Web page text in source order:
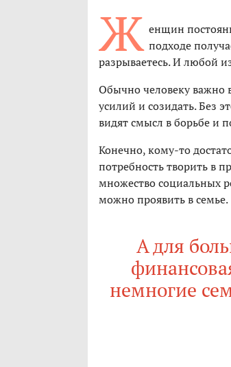
Ж енщин
подходе
разрываетесь. И любой
Обычно человеку важно
усилий и созидать. Без
видят смысл в борьбе и
Конечно, кому-то
потребность творить в
множество социальных
можно проявить в семье.
А для
немногие